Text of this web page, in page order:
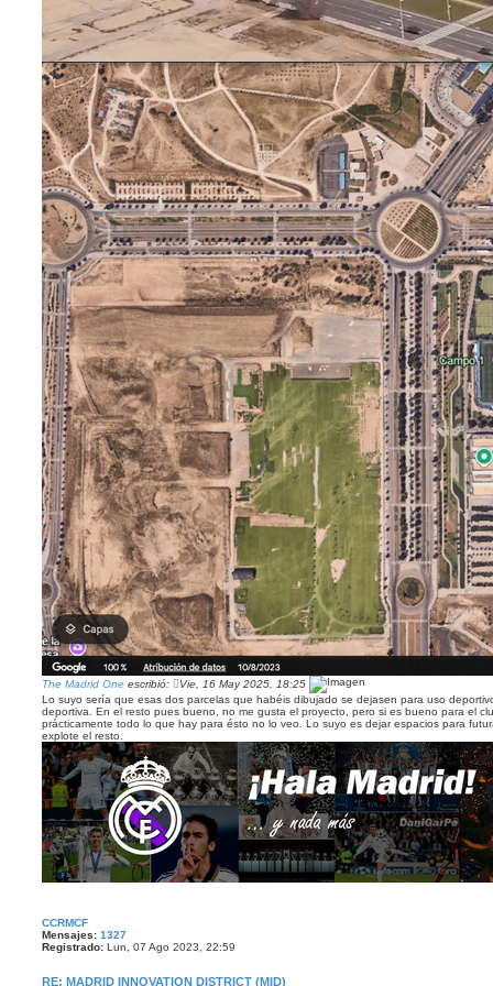
The Madrid One escribió:
Vie, 16 May 2025, 18:25
Lo suyo sería que esas dos parcelas que habéis dibujado se dejasen para uso
deportiva. En el resto pues bueno, no me gusta el proyecto, pero si es bueno para el
prácticamente todo lo que hay para ésto no lo veo. Lo suyo es dejar espacios para
explote el resto.
CCRMCF
Mensajes: 1327
Registrado: Lun, 07 Ago 2023, 22:59
RE: MADRID INNOVATION DISTRICT (MID)